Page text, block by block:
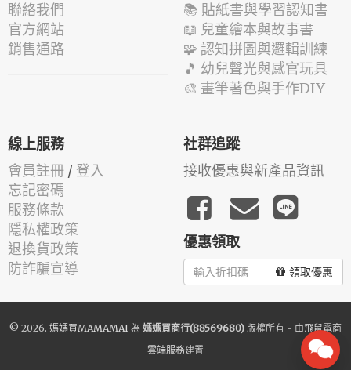
聯絡我們
官方網站
銷售通路
📚 貼紙書與學習認知書
📖 兒童繪本與故事書
🧩 認知拼圖與邏輯訓練
🎵 幼兒聲光與感官玩具
🎨 畫筆著色與手作DIY
線上服務
會員註冊 / 登入
忘記密碼
服務條款
隱私權政策
退換貨政策
防詐騙宣導
社群追蹤
接收優惠與新產品資訊
優惠領取
領取優惠
© 2026. 媽媽買MAMAMAI 為 媽媽買商行(88569680) 版權所有 - 由飛鼠電商
雲端服務建置